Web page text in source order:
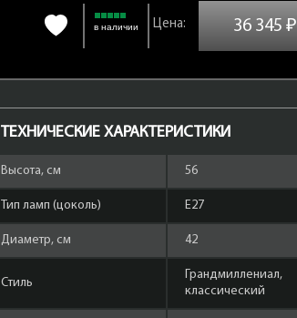
в наличии 36 345 ₽
ТЕХНИЧЕСКИЕ ХАРАКТЕРИСТИКИ
Высота, см 56
Тип ламп (цоколь) Е27
Диаметр, см 42
Стиль
Грандмиллениал,
классический